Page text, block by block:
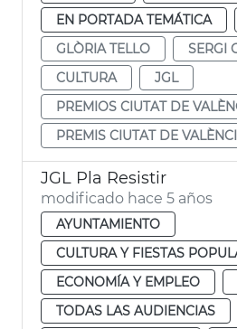
EN PORTADA TEMÁTICA
GLÒRIA TELLO
SERGI
CULTURA
JGL
PREMIOS CIUTAT DE
PREMIS CIUTAT DE
JGL Pla Resistir
modificado hace 5 años
AYUNTAMIENTO
CULTURA Y FIESTAS
ECONOMÍA Y EMPLEO
TODAS LAS AUDIENCIAS